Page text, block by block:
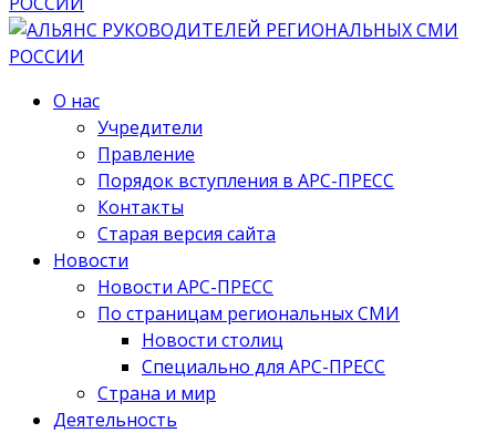
О нас
Учредители
Правление
Порядок вступления в АРС-ПРЕСС
Контакты
Старая версия сайта
Новости
Новости АРС-ПРЕСС
По страницам региональных СМИ
Новости столиц
Специально для АРС-ПРЕСС
Страна и мир
Деятельность